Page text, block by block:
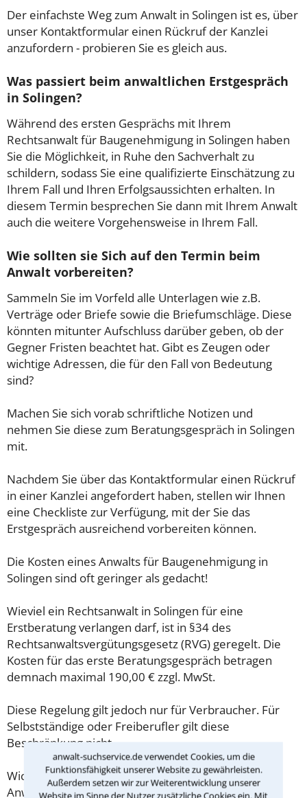
anwalt-suchservice.de verwendet Cookies, um die
Funktionsfähigkeit unserer Website zu gewährleisten.
Außerdem setzen wir zur Weiterentwicklung unserer
Der einfachste Weg zum Anwalt in Solingen ist es, über
unser Kontaktformular einen Rückruf der Kanzlei
anzufordern - probieren Sie es gleich aus.
Was passiert beim anwaltlichen Erstgespräch
in Solingen?
Während des ersten Gesprächs mit Ihrem
Rechtsanwalt für Baugenehmigung in Solingen haben
Sie die Möglichkeit, in Ruhe den Sachverhalt zu
schildern, sodass Sie eine qualifizierte Einschätzung zu
Ihrem Fall und Ihren Erfolgsaussichten erhalten. In
diesem Termin besprechen Sie dann mit Ihrem Anwalt
auch die weitere Vorgehensweise in Ihrem Fall.
Wie sollten sie Sich auf den Termin beim
Anwalt vorbereiten?
Sammeln Sie im Vorfeld alle Unterlagen wie z.B.
Verträge oder Briefe sowie die Briefumschläge. Diese
könnten mitunter Aufschluss darüber geben, ob der
Gegner Fristen beachtet hat. Gibt es Zeugen oder
wichtige Adressen, die für den Fall von Bedeutung
sind?
Machen Sie sich vorab schriftliche Notizen und
nehmen Sie diese zum Beratungsgespräch in Solingen
mit.
Nachdem Sie über das Kontaktformular einen Rückruf
in einer Kanzlei angefordert haben, stellen wir Ihnen
eine Checkliste zur Verfügung, mit der Sie das
Erstgespräch ausreichend vorbereiten können.
Die Kosten eines Anwalts für Baugenehmigung in
Solingen sind oft geringer als gedacht!
Wieviel ein Rechtsanwalt in Solingen für eine
Erstberatung verlangen darf, ist in §34 des
Rechtsanwaltsvergütungsgesetz (RVG) geregelt. Die
Kosten für das erste Beratungsgespräch betragen
demnach maximal 190,00 € zzgl. MwSt.
Diese Regelung gilt jedoch nur für Verbraucher. Für
Selbstständige oder Freiberufler gilt diese
Beschränkung nicht.
Wichtig daher: Klären Sie die Kostenfrage mit Ihrem
Anwalt aus Solingen schon zu Beginn der ersten